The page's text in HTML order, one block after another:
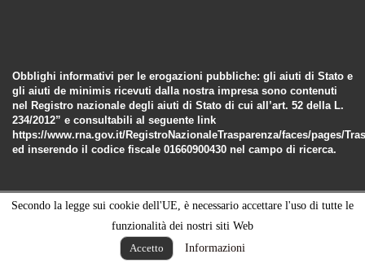
Secondo la legge sui cookie dell'UE, è necessario accettare l'uso di tutte le
funzionalità dei nostri siti Web
Accetto
Informazioni
Obblighi informativi per le erogazioni pubbliche: gli aiuti di Stato e
gli aiuti de minimis ricevuti dalla nostra impresa sono contenuti
nel Registro nazionale degli aiuti di Stato di cui all’art. 52 della L.
234/2012” e consultabili al seguente link
https://www.rna.gov.it/RegistroNazionaleTrasparenza/faces/pages/
ed inserendo il codice fiscale 01660900430 nel campo di ricerca.